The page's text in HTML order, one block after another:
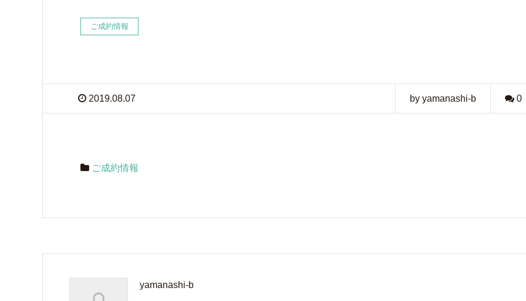
ご成約情報
2019.08.07 by yamanashi-b 0
ご成約情報
yamanashi-b